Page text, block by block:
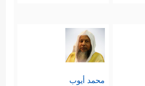
محمد أيوب